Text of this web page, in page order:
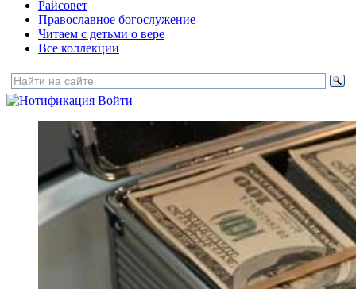
Райсовет
Православное богослужение
Читаем с детьми о вере
Все коллекции
Войти